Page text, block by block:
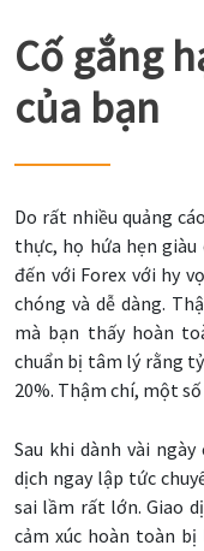
Cố gắng
của bạn
Do rất nhiều quảng
thực, họ hứa hẹn
đến với Forex với hy
chóng và dễ dàng.
mà bạn thấy hoàn
chuẩn bị tâm lý rằng
20%. Thậm chí, một
Sau khi dành vài
dịch ngay lập tức
sai lầm rất lớn. Giao
cảm xúc hoàn toàn